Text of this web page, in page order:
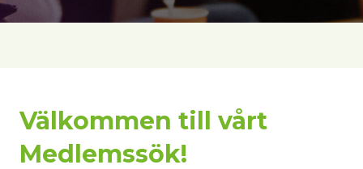
Välkommen till vårt
Medlemssök!